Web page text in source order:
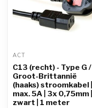
ACT
C13 (recht) - Type G /
Groot-Brittannië
(haaks) stroomkabel |
max. 5A | 3x 0,75mm |
zwart | 1 meter